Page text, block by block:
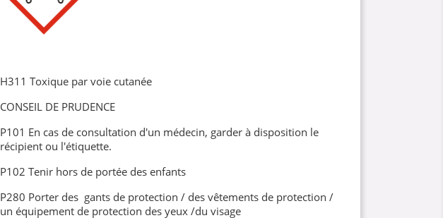
H311 Toxique par voie cutanée
CONSEIL DE PRUDENCE
P101 En cas de consultation d'un médecin, garder à disposition le
récipient ou l'étiquette.
P102 Tenir hors de portée des enfants
P280 Porter des gants de protection / des vêtements de protection /
un équipement de protection des yeux /du visage